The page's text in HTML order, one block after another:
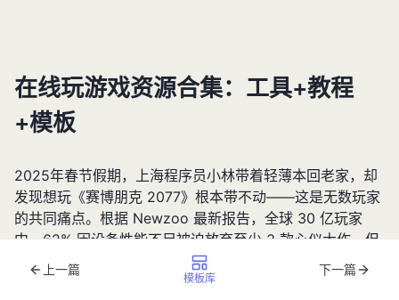
在线玩游戏资源合集：工具+教程
+模板
2025年春节假期，上海程序员小林带着轻薄本回老家，却
发现想玩《赛博朋克 2077》根本带不动——这是无数玩家
的共同痛点。根据 Newzoo 最新报告，全球 30 亿玩家
中，62% 因设备性能不足被迫放弃至少 3 款心仪大作。但
现在，从云游戏服务到免费开发工具，从新手教程到社区模
在线玩游戏
的生态已经形成完整链条。本文整理 4 大
上一篇
模板库
下一篇